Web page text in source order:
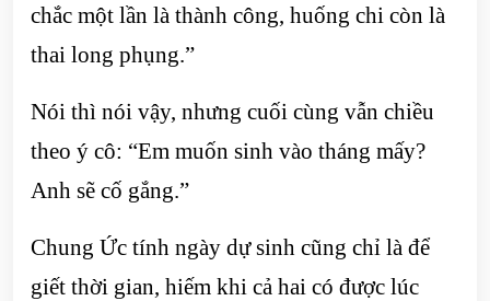
chắc một lần là thành công, huống chi còn là
thai long phụng.”
Nói thì nói vậy, nhưng cuối cùng vẫn chiều
theo ý cô: “Em muốn sinh vào tháng mấy?
Anh sẽ cố gắng.”
Chung Ức tính ngày dự sinh cũng chỉ là để
giết thời gian, hiếm khi cả hai có được lúc